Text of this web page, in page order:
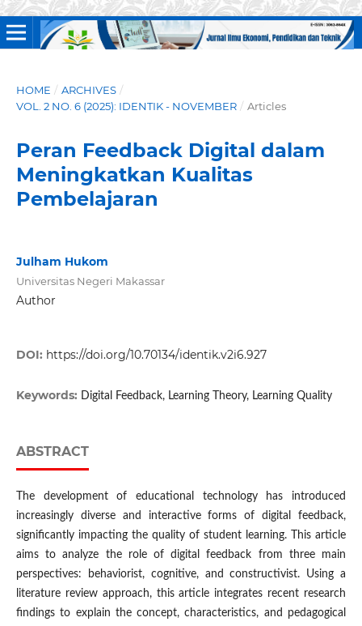
HOME / ARCHIVES /
VOL. 2 NO. 6 (2025): IDENTIK - NOVEMBER / Articles
Peran Feedback Digital dalam
Meningkatkan Kualitas
Pembelajaran
Julham Hukom
Universitas Negeri Makassar
Author
DOI: https://doi.org/10.70134/identik.v2i6.927
Keywords: Digital Feedback, Learning Theory, Learning Quality
ABSTRACT
The development of educational technology has introduced
increasingly diverse and interactive forms of digital feedback,
significantly impacting the quality of student learning. This article
aims to analyze the role of digital feedback from three main
perspectives: behaviorist, cognitive, and constructivist. Using a
literature review approach, this article integrates recent research
findings to explain the concept, characteristics, and pedagogical